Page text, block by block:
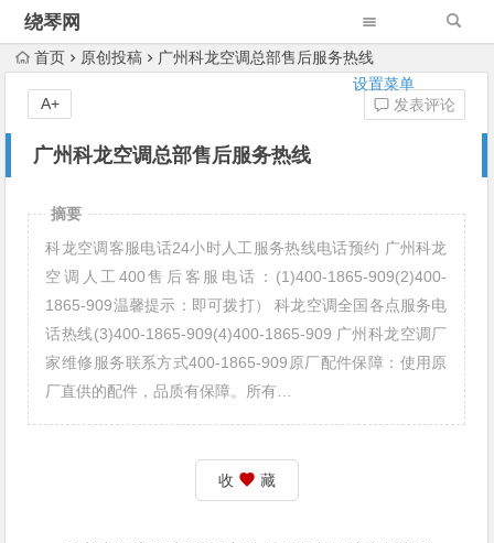
绕琴网
设置菜单
首页 原创投稿 广州科龙空调总部售后服务热线
广州科龙空调总部售后服务热线
发表评论
A+
摘要
科龙空调客服电话24小时人工服务热线电话预约 广州科龙
空调人工400售后客服电话：(1)400-1865-909(2)400-
1865-909温馨提示：即可拨打） 科龙空调全国各点服务电
话热线(3)400-1865-909(4)400-1865-909 广州科龙空调厂
家维修服务联系方式400-1865-909原厂配件保障：使用原
厂直供的配件，品质有保障。所有…
收 藏